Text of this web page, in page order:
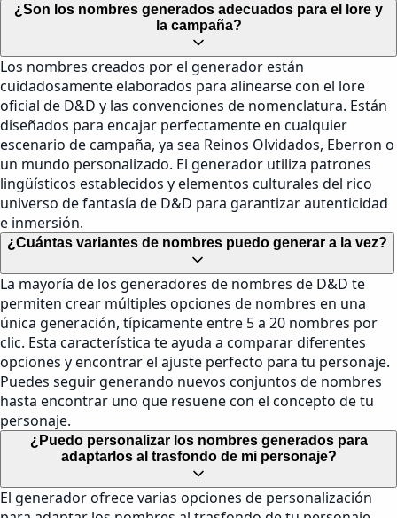
¿Son los nombres generados adecuados para el lore y
la campaña?
Los nombres creados por el generador están
cuidadosamente elaborados para alinearse con el lore
oficial de D&D y las convenciones de nomenclatura. Están
diseñados para encajar perfectamente en cualquier
escenario de campaña, ya sea Reinos Olvidados, Eberron o
un mundo personalizado. El generador utiliza patrones
lingüísticos establecidos y elementos culturales del rico
universo de fantasía de D&D para garantizar autenticidad
e inmersión.
¿Cuántas variantes de nombres puedo generar a la vez?
La mayoría de los generadores de nombres de D&D te
permiten crear múltiples opciones de nombres en una
única generación, típicamente entre 5 a 20 nombres por
clic. Esta característica te ayuda a comparar diferentes
opciones y encontrar el ajuste perfecto para tu personaje.
Puedes seguir generando nuevos conjuntos de nombres
hasta encontrar uno que resuene con el concepto de tu
personaje.
¿Puedo personalizar los nombres generados para
adaptarlos al trasfondo de mi personaje?
El generador ofrece varias opciones de personalización